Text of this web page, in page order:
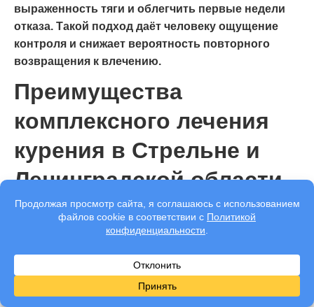
выраженность тяги и облегчить первые недели
отказа. Такой подход даёт человеку ощущение
контроля и снижает вероятность повторного
возвращения к влечению.
Преимущества
комплексного лечения
курения в Стрельне и
Ленинградской области
Самостоятельный отказ от курения часто срывается
из-за стресса, конфликтов, привычного окружения и
помогает пройти сложный период спокойнее,
выстроить новые привычки и сохранить результат на
долгий срок.